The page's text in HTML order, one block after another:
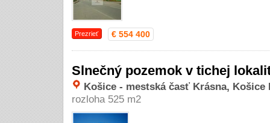
Prezrieť € 554 400
Slnečný pozemok v tichej
Košice - mestská časť Krásna, Košice
rozloha 525 m2